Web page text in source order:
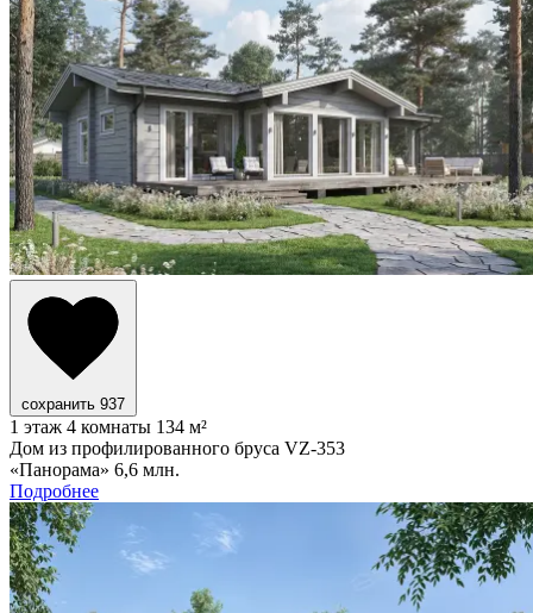
сохранить 937
1 этаж 4 комнаты 134 м²
Дом из профилированного бруса VZ-353
«Панорама» 6,6 млн.
Подробнее